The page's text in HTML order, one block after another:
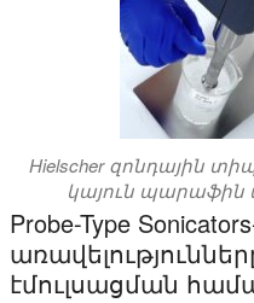
Hielscher զոնդային
կայուն պարաֆին
Probe-Type
էմուլսացման